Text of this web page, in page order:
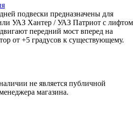
подвески предназначены для
УАЗ Хантер / УАЗ Патриот с лифтом
передний мост вперед на
от +5 градусов к существующему.
не является публичной
магазина.